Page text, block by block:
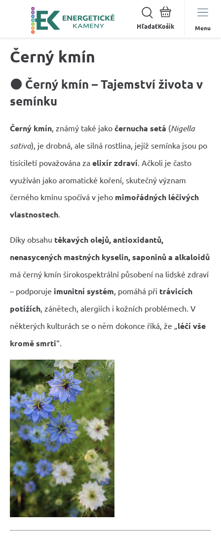
Hľadať Menu
Černý kmín
🌑 Černý kmín – Tajemství života v
semínku
Černý kmín , známý také jako černucha setá (Nigella
sativa), je drobná, ale silná rostlina, jejíž semínka jsou po
tisíciletí považována za elixír zdraví . Ačkoli je často
využíván jako aromatické koření, skutečný význam
černého kmínu spočívá v jeho mimořádných léčivých
vlastnostech
Díky obsahu těkavých olejů, antioxidantů,
nenasycených mastných kyselin, saponinů a alkaloidů
má černý kmín širokospektrální působení na lidské zdraví
– podporuje imunitní systém , pomáhá při trávicích
potížích , zánětech, alergiích i kožních problémech. V
některých kulturách se o něm dokonce říká, že „ léčí vše
kromě smrti“.